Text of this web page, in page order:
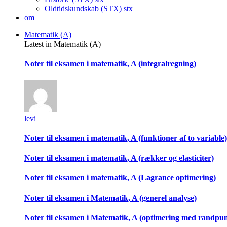
Oldtidskundskab (STX) stx
om
Matematik (A)
Latest in Matematik (A)
Noter til eksamen i matematik, A (integralregning)
levi
Noter til eksamen i matematik, A (funktioner af to variable)
Noter til eksamen i matematik, A (rækker og elasticiter)
Noter til eksamen i matematik, A (Lagrance optimering)
Noter til eksamen i Matematik, A (generel analyse)
Noter til eksamen i Matematik, A (optimering med